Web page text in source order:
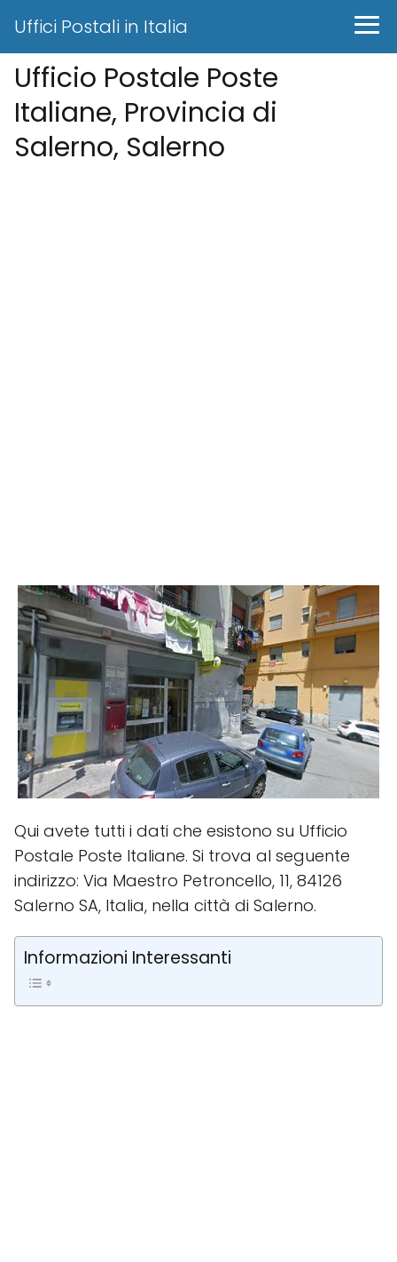
Uffici Postali in Italia
Ufficio Postale Poste
Italiane, Provincia di
Salerno, Salerno
Qui avete tutti i dati che esistono su Ufficio
Postale Poste Italiane. Si trova al seguente
indirizzo: Via Maestro Petroncello, 11, 84126
Salerno SA, Italia, nella città di Salerno.
Informazioni Interessanti